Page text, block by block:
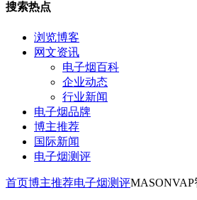
搜索热点
浏览博客
网文资讯
电子烟百科
企业动态
行业新闻
电子烟品牌
博主推荐
国际新闻
电子烟测评
首页博主推荐电子烟测评